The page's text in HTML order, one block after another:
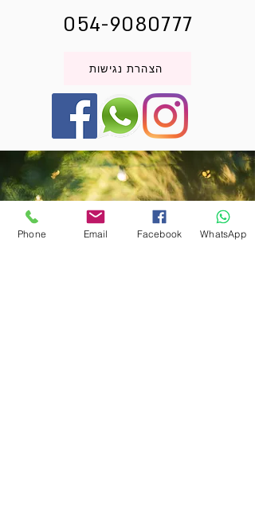
054-9080777
הצהרת נגישות
Phone Email Facebook WhatsApp